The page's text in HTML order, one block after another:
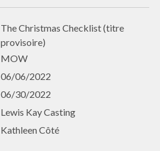
The Christmas Checklist (titre
provisoire)
MOW
06/06/2022
06/30/2022
Lewis Kay Casting
Kathleen Côté